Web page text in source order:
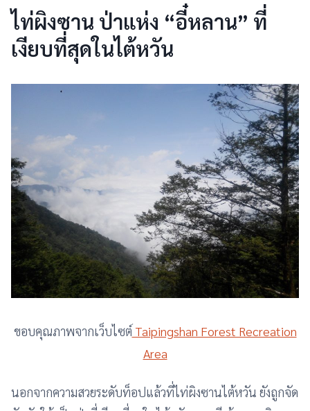
ไท่ผิงซาน ป่าแห่ง “อี๋หลาน” ที่
เงียบที่สุดในไต้หวัน
ขอบคุณภาพจากเว็บไซต์ Taipingshan Forest Recreation
Area
นอกจากความสวยระดับท็อปแล้วที่ไท่ผิงซานไต้หวัน ยังถูกจัด